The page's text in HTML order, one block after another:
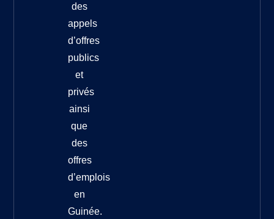
des
appels
d’offres
publics
et
privés
ainsi
que
des
offres
d’emplois
en
Guinée.